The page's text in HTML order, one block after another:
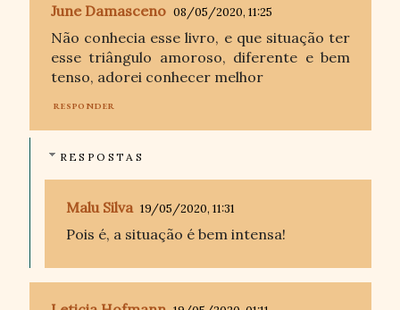
June Damasceno 08/05/2020, 11:25
Não conhecia esse livro, e que situação ter
esse triângulo amoroso, diferente e bem
tenso, adorei conhecer melhor
RESPONDER
RESPOSTAS
Malu Silva 19/05/2020, 11:31
Pois é, a situação é bem intensa!